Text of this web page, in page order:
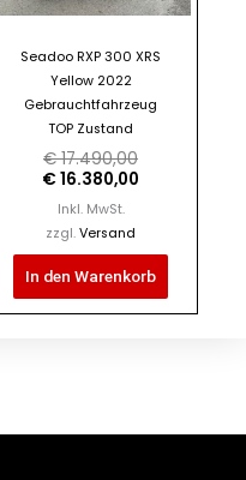
Seadoo RXP 300 XRS
Yellow 2022
Gebrauchtfahrzeug
TOP Zustand
€17.490,00
€16.380,00
Inkl. MwSt.
zzgl. Versand
In den Warenkorb